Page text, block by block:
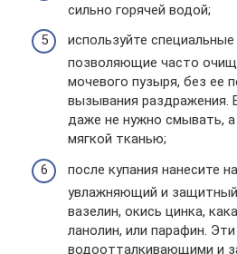
сильно горячей водой;
используйте
позволяющие часто
мочевого пузыря, без ее
вызывания раздражения.
даже не нужно смывать,
мягкой тканью;
после купания нанесите
увлажняющий и
вазелин, окись цинка,
ланолин, или парафин.
водоотталкивающими и